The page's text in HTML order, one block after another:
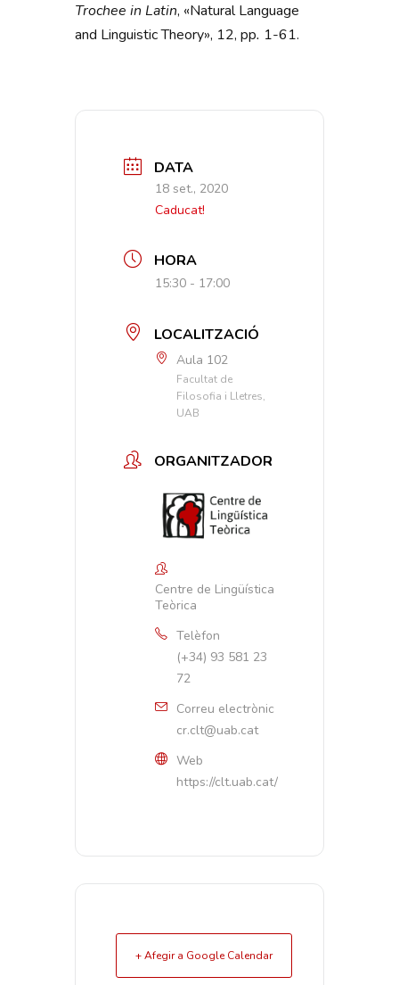
Trochee in Latin, «Natural Language
and Linguistic Theory», 12, pp. 1-61.
DATA
18 set., 2020
Caducat!
HORA
15:30 - 17:00
LOCALITZACIÓ
Aula 102
Facultat de
Filosofia i Lletres,
UAB
ORGANITZADOR
Centre de Lingüística
Teòrica
Telèfon
(+34) 93 581 23
72
Correu electrònic
cr.clt@uab.cat
Web
https://clt.uab.cat/
+ Afegir a Google Calendar